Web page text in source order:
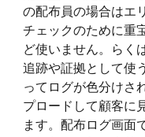
の配布員の場合はエ
チェックのために重
ど使いません。らく
追跡や証拠として使
ってログが色分けさ
プロードして顧客に
ます。配布ログ画面